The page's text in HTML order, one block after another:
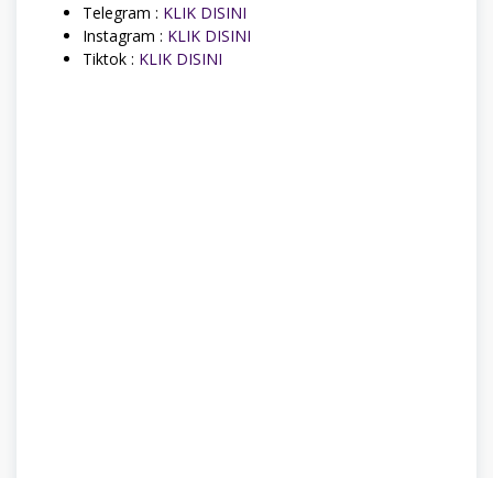
Telegram : KLIK DISINI
Instagram : KLIK DISINI
Tiktok : KLIK DISINI